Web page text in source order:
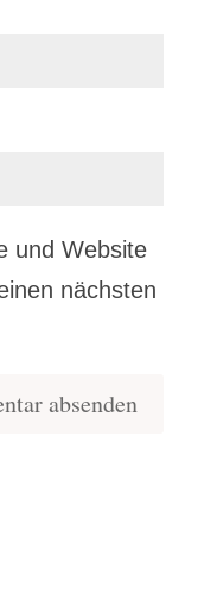
und Website
nächsten